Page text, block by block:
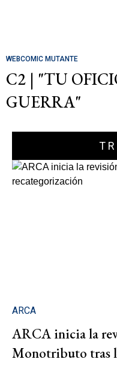
WEBCOMIC MUTANTE
C2 | "TU
GUERRA"
ARCA
ARCA inicia la
Monotributo tras